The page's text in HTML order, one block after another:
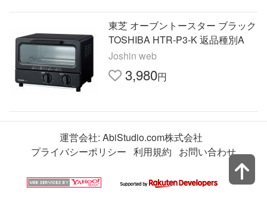
東芝 オーブントースター ブラック
TOSHIBA HTR-P3-K 返品種別A
Joshin web
3,980円
運営会社: AbiStudio.com株式会社
プライバシーポリシー 利用規約 お問い合わせ